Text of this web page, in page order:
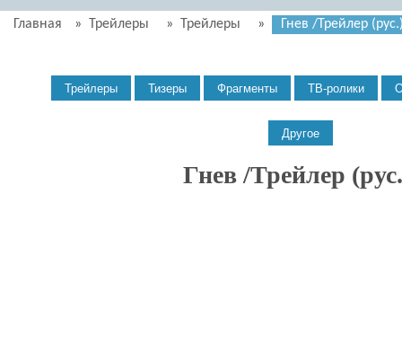
Главная » Трейлеры » Трейлеры » Гнев /Трейлер
Гнев /Трейлер